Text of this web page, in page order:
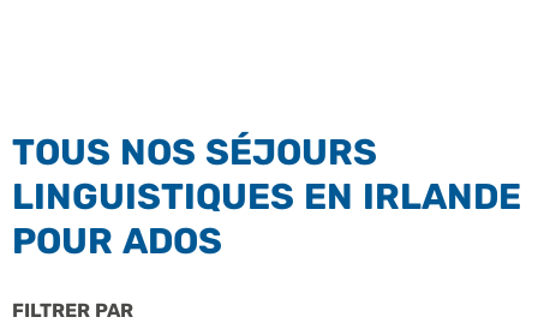
TOUS NOS SÉJOURS
LINGUISTIQUES EN IRLANDE
POUR ADOS
FILTRER PAR